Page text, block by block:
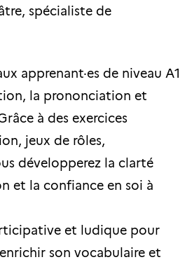
spécialiste de
apprenant·es de niveau A1
la prononciation et
à des exercices
jeux de rôles,
développerez la clarté
et la confiance en soi à
et ludique pour
son vocabulaire et